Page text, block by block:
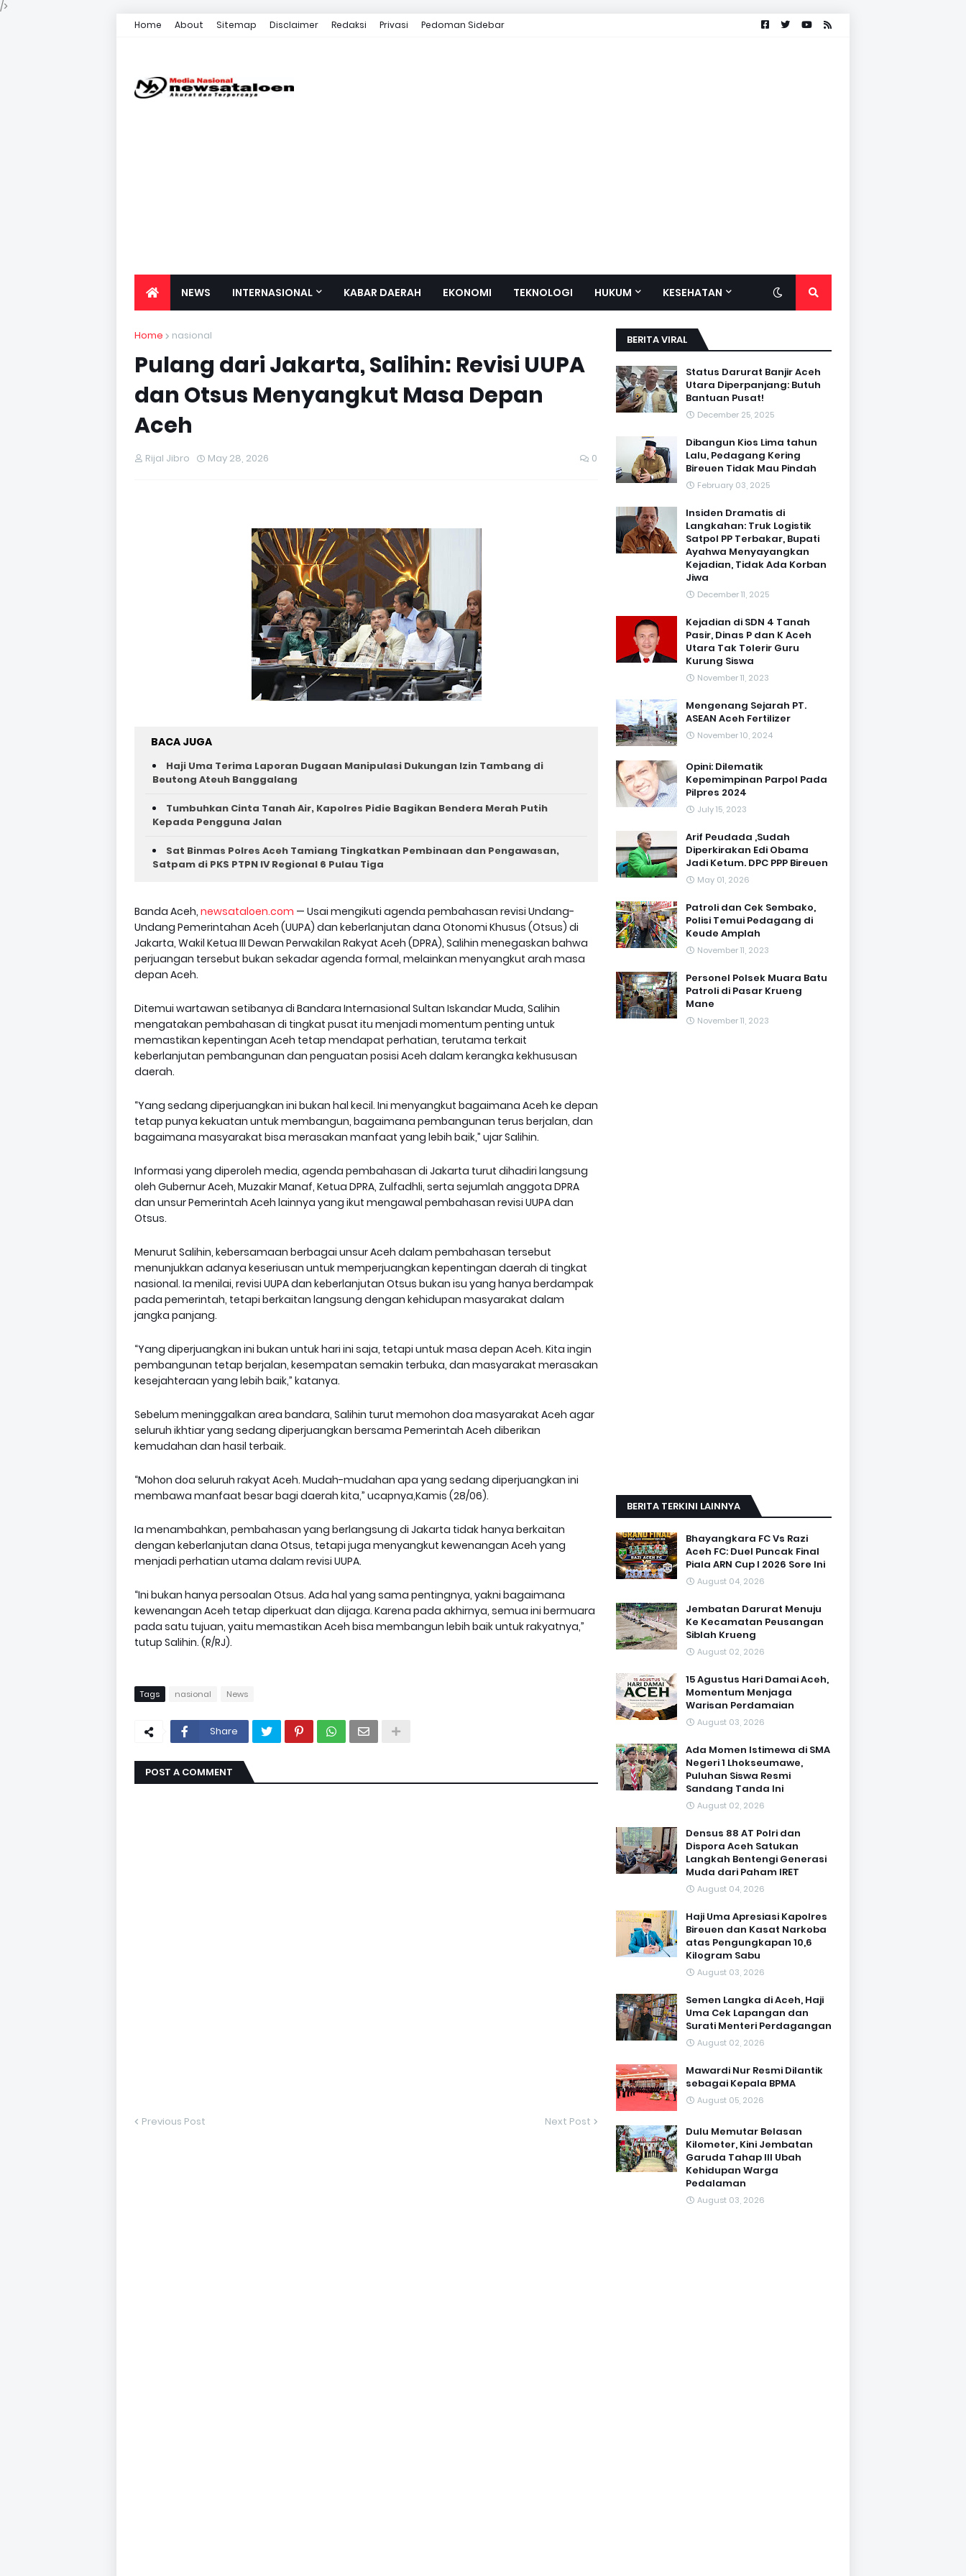
/>
Home About Sitemap Disclaimer Redaksi Privasi Pedoman Sidebar
NEWS INTERNASIONAL KABAR DAERAH EKONOMI TEKNOLOGI HUKUM KESEHATAN
Home nasional
Pulang dari Jakarta, Salihin: Revisi UUPA
dan Otsus Menyangkut Masa Depan
Aceh
Rijal Jibro May 28, 2026 0
BACA JUGA
Haji Uma Terima Laporan Dugaan Manipulasi Dukungan Izin Tambang di
Beutong Ateuh Banggalang
Tumbuhkan Cinta Tanah Air, Kapolres Pidie Bagikan Bendera Merah Putih
Kepada Pengguna Jalan ‎
Sat Binmas Polres Aceh Tamiang Tingkatkan Pembinaan dan Pengawasan,
Satpam di PKS PTPN IV Regional 6 Pulau Tiga
Banda Aceh, newsataloen.com — Usai mengikuti agenda pembahasan revisi Undang-
Undang Pemerintahan Aceh (UUPA) dan keberlanjutan dana Otonomi Khusus (Otsus) di
Jakarta, Wakil Ketua III Dewan Perwakilan Rakyat Aceh (DPRA), Salihin menegaskan bahwa
perjuangan tersebut bukan sekadar agenda formal, melainkan menyangkut arah masa
depan Aceh.
Ditemui wartawan setibanya di Bandara Internasional Sultan Iskandar Muda, Salihin
mengatakan pembahasan di tingkat pusat itu menjadi momentum penting untuk
memastikan kepentingan Aceh tetap mendapat perhatian, terutama terkait
keberlanjutan pembangunan dan penguatan posisi Aceh dalam kerangka kekhususan
daerah.
“Yang sedang diperjuangkan ini bukan hal kecil. Ini menyangkut bagaimana Aceh ke depan
tetap punya kekuatan untuk membangun, bagaimana pembangunan terus berjalan, dan
bagaimana masyarakat bisa merasakan manfaat yang lebih baik,” ujar Salihin.
Informasi yang diperoleh media, agenda pembahasan di Jakarta turut dihadiri langsung
oleh Gubernur Aceh, Muzakir Manaf, Ketua DPRA, Zulfadhli, serta sejumlah anggota DPRA
dan unsur Pemerintah Aceh lainnya yang ikut mengawal pembahasan revisi UUPA dan
Otsus.
Menurut Salihin, kebersamaan berbagai unsur Aceh dalam pembahasan tersebut
menunjukkan adanya keseriusan untuk memperjuangkan kepentingan daerah di tingkat
nasional. Ia menilai, revisi UUPA dan keberlanjutan Otsus bukan isu yang hanya berdampak
pada pemerintah, tetapi berkaitan langsung dengan kehidupan masyarakat dalam
jangka panjang.
“Yang diperjuangkan ini bukan untuk hari ini saja, tetapi untuk masa depan Aceh. Kita ingin
pembangunan tetap berjalan, kesempatan semakin terbuka, dan masyarakat merasakan
kesejahteraan yang lebih baik,” katanya.
Sebelum meninggalkan area bandara, Salihin turut memohon doa masyarakat Aceh agar
seluruh ikhtiar yang sedang diperjuangkan bersama Pemerintah Aceh diberikan
kemudahan dan hasil terbaik.
“Mohon doa seluruh rakyat Aceh. Mudah-mudahan apa yang sedang diperjuangkan ini
membawa manfaat besar bagi daerah kita,” ucapnya,Kamis (28/06).
Ia menambahkan, pembahasan yang berlangsung di Jakarta tidak hanya berkaitan
dengan keberlanjutan dana Otsus, tetapi juga menyangkut kewenangan Aceh yang
menjadi perhatian utama dalam revisi UUPA.
“Ini bukan hanya persoalan Otsus. Ada hal yang sama pentingnya, yakni bagaimana
kewenangan Aceh tetap diperkuat dan dijaga. Karena pada akhirnya, semua ini bermuara
pada satu tujuan, yaitu memastikan Aceh bisa membangun lebih baik untuk rakyatnya,”
tutup Salihin. (R/RJ).
Tags nasional News
Share
POST A COMMENT
Previous Post Next Post
BERITA VIRAL
Status Darurat Banjir Aceh
Utara Diperpanjang: Butuh
Bantuan Pusat!
December 25, 2025
Dibangun Kios Lima tahun
Lalu, Pedagang Kering
Bireuen Tidak Mau Pindah
February 03, 2025
Insiden Dramatis di
Langkahan: Truk Logistik
Satpol PP Terbakar, Bupati
Ayahwa Menyayangkan
Kejadian, Tidak Ada Korban
Jiwa
December 11, 2025
Kejadian di SDN 4 Tanah
Pasir, Dinas P dan K Aceh
Utara Tak Tolerir Guru
Kurung Siswa
November 11, 2023
Mengenang Sejarah PT.
ASEAN Aceh Fertilizer
November 10, 2024
Opini: Dilematik
Kepemimpinan Parpol Pada
Pilpres 2024
July 15, 2023
Arif Peudada ,Sudah
Diperkirakan Edi Obama
Jadi Ketum. DPC PPP Bireuen
May 01, 2026
Patroli dan Cek Sembako,
Polisi Temui Pedagang di
Keude Amplah
November 11, 2023
Personel Polsek Muara Batu
Patroli di Pasar Krueng
Mane
November 11, 2023
BERITA TERKINI LAINNYA
Bhayangkara FC Vs Razi
Aceh FC: Duel Puncak Final
Piala ARN Cup I 2026 Sore Ini
August 04, 2026
Jembatan Darurat Menuju
Ke Kecamatan Peusangan
Siblah Krueng
August 02, 2026
15 Agustus Hari Damai Aceh,
Momentum Menjaga
Warisan Perdamaian
August 03, 2026
Ada Momen Istimewa di SMA
Negeri 1 Lhokseumawe,
Puluhan Siswa Resmi
Sandang Tanda Ini
August 02, 2026
Densus 88 AT Polri dan
Dispora Aceh Satukan
Langkah Bentengi Generasi
Muda dari Paham IRET
August 04, 2026
Haji Uma Apresiasi Kapolres
Bireuen dan Kasat Narkoba
atas Pengungkapan 10,6
Kilogram Sabu
August 03, 2026
Semen Langka di Aceh, Haji
Uma Cek Lapangan dan
Surati Menteri Perdagangan
August 02, 2026
Mawardi Nur Resmi Dilantik
sebagai Kepala BPMA
August 05, 2026
Dulu Memutar Belasan
Kilometer, Kini Jembatan
Garuda Tahap III Ubah
Kehidupan Warga
Pedalaman ‎
August 03, 2026